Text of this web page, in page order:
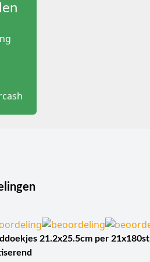
Drastische reductie
Voldoet aan de
Huidvriendelijke
Duidelijke
21.2x25.5cm per